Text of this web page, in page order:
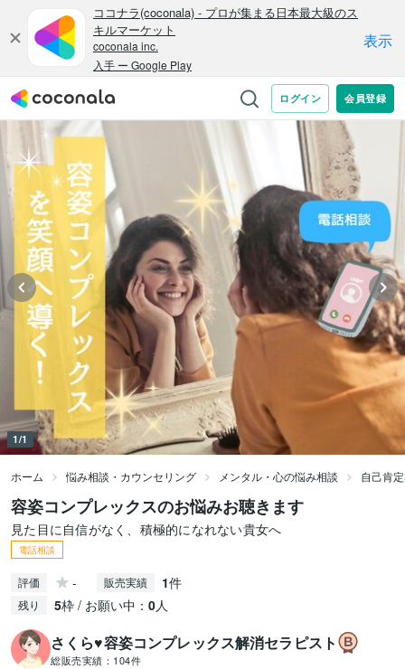
1/1
ホーム 悩み相談・カウンセリング メンタル・心の悩み相談 自己肯
容姿コンプレックスのお悩みお聴きます
見た目に自信がなく、積極的になれない貴女へ
電話相談
評価 - 販売実績 1件
残り 5枠 / お願い中： 0人
さくら♥容姿コンプレックス解消セラピスト
総販売実績： 104件